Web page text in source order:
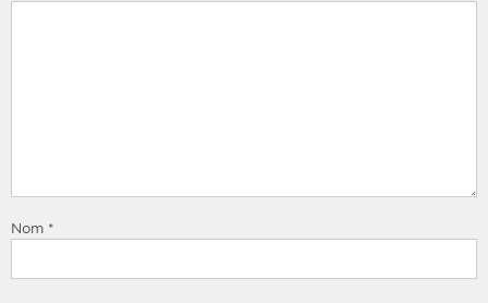
Nom *